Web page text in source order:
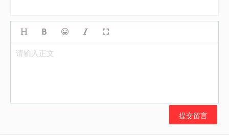
请输入正文
提交留言